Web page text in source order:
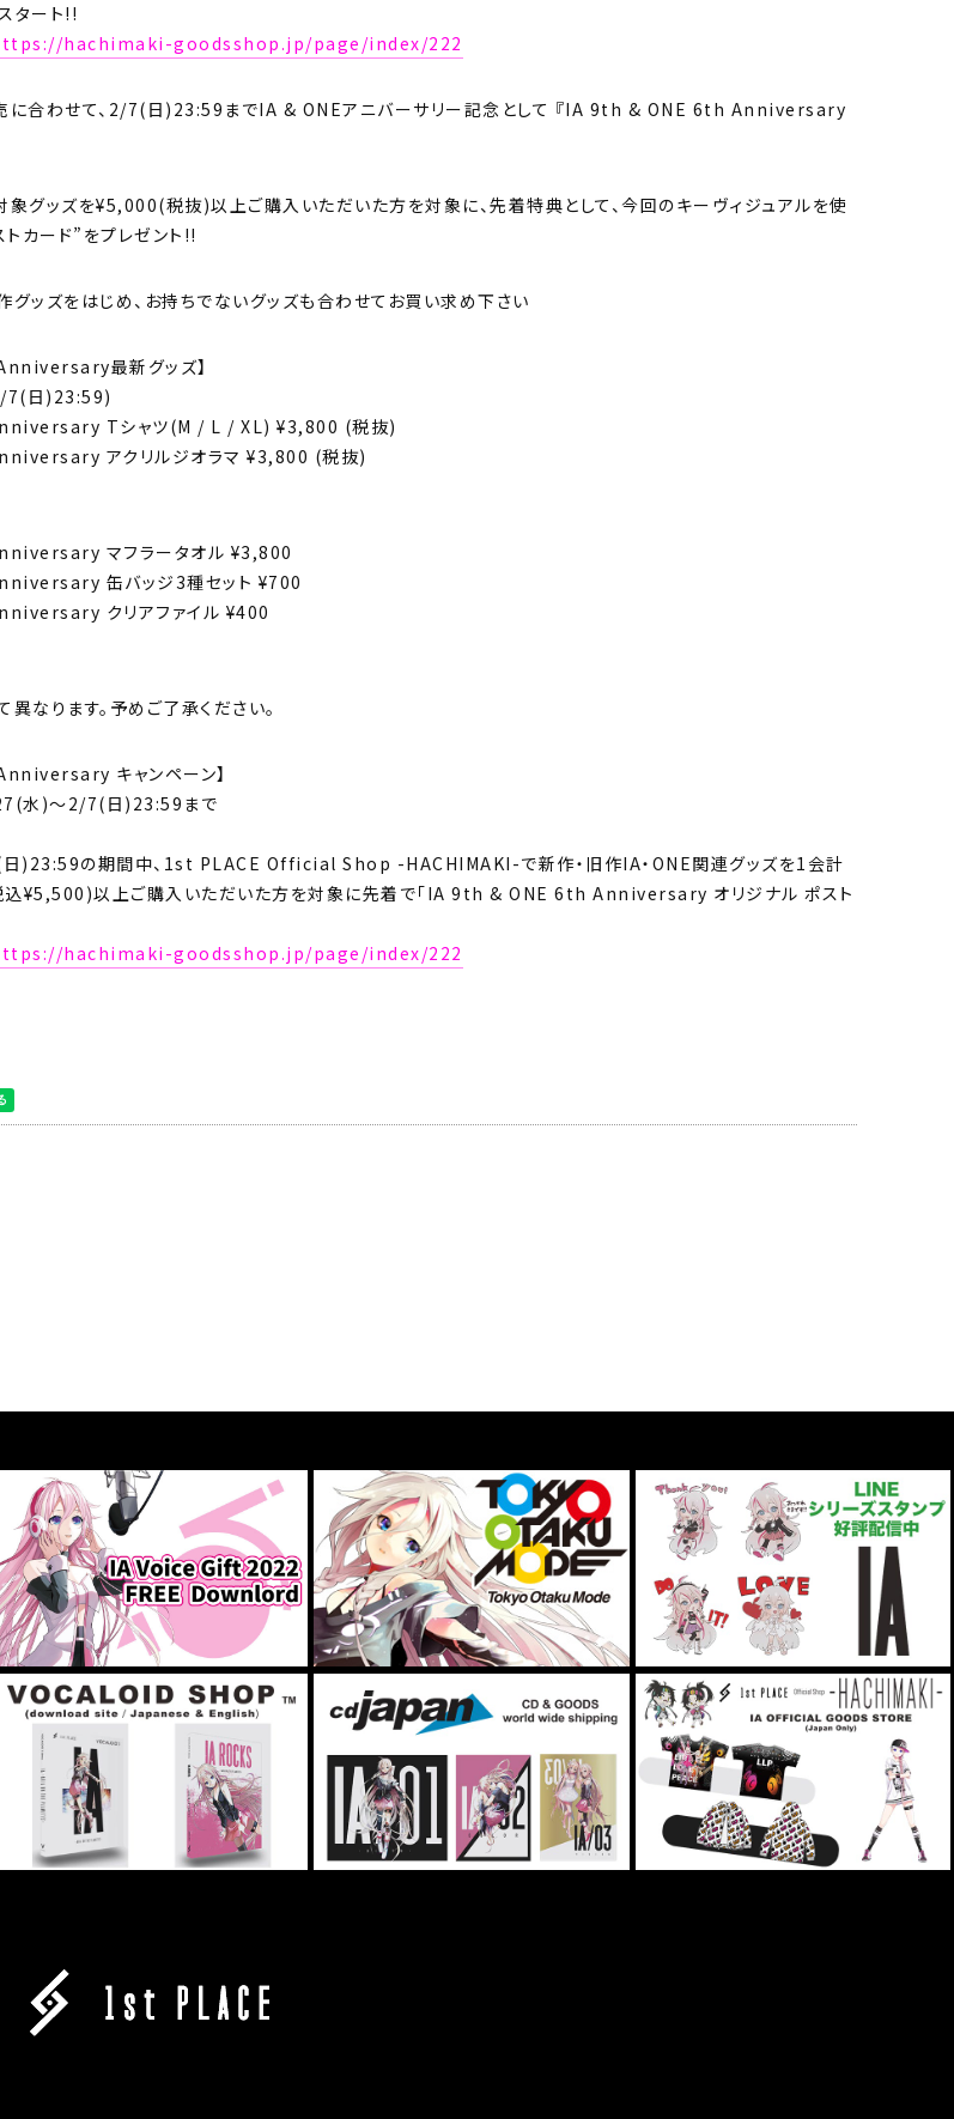
タート!!
hachimaki-goodsshop.jp/page/index/222
に合わせて、2/7(日)23:59までIA & ONEアニバーサリー記念として 『IA 9th & ONE 6th Anniversary
象グッズを¥5,000(税抜)以上ご購入いただいた方を対象に、先着特典として、今回のキーヴィジュアルを使
カード”をプレゼント!!
グッズをはじめ、お持ちでないグッズも合わせてお買い求め下さい
最新グッズ】
7(日)23:59)
Tシャツ(M / L / XL) ¥3,800 (税抜)
アクリルジオラマ ¥3,800 (税抜)
マフラータオル ¥3,800
缶バッジ3種セット ¥700
クリアファイル ¥400
なります。予めご了承ください。
キャンペーン】
水)～2/7(日)23:59まで
の期間中、1st PLACE Official Shop -HACHIMAKI-で新作・旧作IA・ONE関連グッズを1会計
込¥5,500)以上ご購入いただいた方を対象に先着で「IA 9th & ONE 6th Anniversary オリジナル ポスト
hachimaki-goodsshop.jp/page/index/222